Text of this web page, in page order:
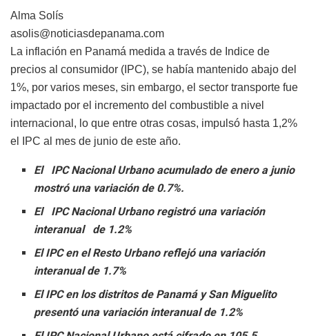
Alma Solís
asolis@noticiasdepanama.com
La inflación en Panamá medida a través de Indice de
precios al consumidor (IPC), se había mantenido abajo del
1%, por varios meses, sin embargo, el sector transporte fue
impactado por el incremento del combustible a nivel
internacional, lo que entre otras cosas, impulsó hasta 1,2%
el IPC al mes de junio de este año.
El IPC Nacional Urbano acumulado de enero a junio
mostró una variación de 0.7%.
El IPC Nacional Urbano registró una variación
interanual de 1.2%
El IPC en el Resto Urbano reflejó una variación
interanual de 1.7%
El IPC en los distritos de Panamá y San Miguelito
presentó una variación interanual de 1.2%